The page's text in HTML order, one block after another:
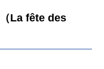
La fête des